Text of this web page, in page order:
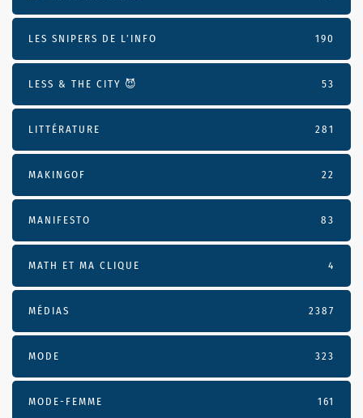
LES SNIPERS DE L’INFO 190
LESS & THE CITY 😈 53
LITTÉRATURE 281
MAKINGOF 22
MANIFESTO 83
MATH ET MA CLIQUE 4
MÉDIAS 2387
MODE 323
MODE-FEMME 161